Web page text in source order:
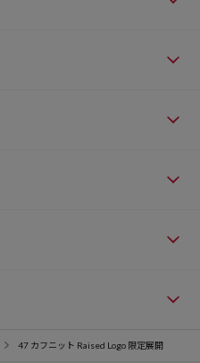
47 カフニット Raised Logo 限定展開